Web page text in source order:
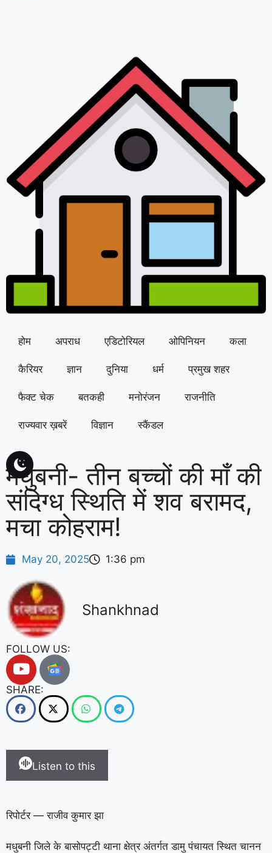
होम अपराध एडिटोरियल ओपिनियन कला
कैरियर ज्ञान दुनिया धर्म प्रमुख शहर
फैक्ट चेक बतकही मनोरंजन राजनीति
राज्यवार ख़बरें विज्ञान स्कैंडल
मधुबनी- तीन बच्चों की माँ की
संदिग्ध स्थिति में शव बरामद,
मचा कोहराम!
May 20, 2025 1:36 pm
Shankhnad
FOLLOW US:
SHARE:
Listen to this
रिपोर्टर — राजीव कुमार झा
मधुबनी जिले के बासोपट्टी थाना क्षेत्र अंतर्गत डामु पंचायत स्थित चानन